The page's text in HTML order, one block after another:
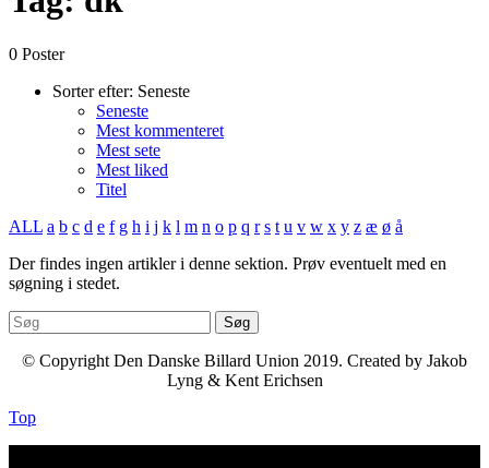
0 Poster
Sorter efter: Seneste
Seneste
Mest kommenteret
Mest sete
Mest liked
Titel
ALL a b c d e f g h i j k l m n o p q r s t u v w x y z æ ø å
Der findes ingen artikler i denne sektion. Prøv eventuelt med en
søgning i stedet.
© Copyright Den Danske Billard Union 2019. Created by Jakob
Lyng & Kent Erichsen
Top